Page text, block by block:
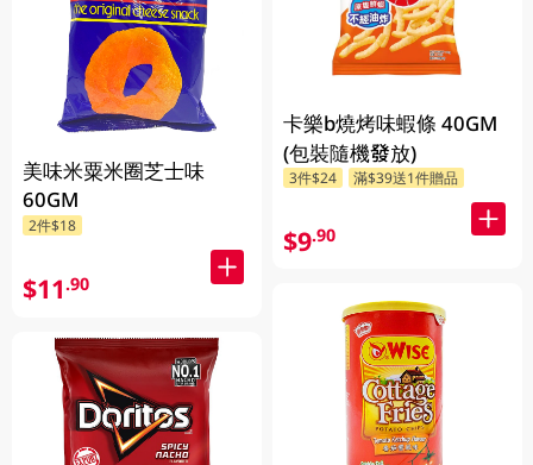
美味米粟米圈芝士味
60GM
2件$18
$11.90
卡樂b燒烤味蝦條 40GM
(包裝隨機發放)
3件$24 滿$39送1件贈品
$9.90